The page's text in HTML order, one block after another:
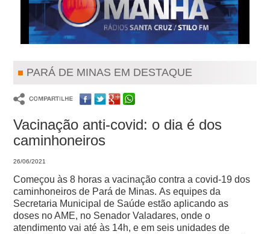
PARÁ DE MINAS EM DESTAQUE
Vacinação anti-covid: o dia é dos
caminhoneiros
26/06/2021
Começou às 8 horas a vacinação contra a covid-19 dos
caminhoneiros de Pará de Minas.As equipes da
Secretaria Municipal de Saúde estão aplicando as
doses no AME, no Senador Valadares, onde o
atendimento vai até às 14h, e em seis unidades de